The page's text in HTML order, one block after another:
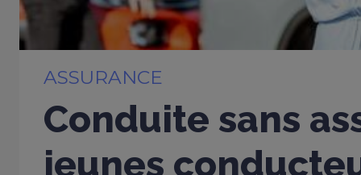
ASSURANCE
Conduite sans
jeunes